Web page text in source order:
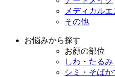
メディカル
その他
お悩みから探す
お顔の部位
しわ・たる
シミ・そば